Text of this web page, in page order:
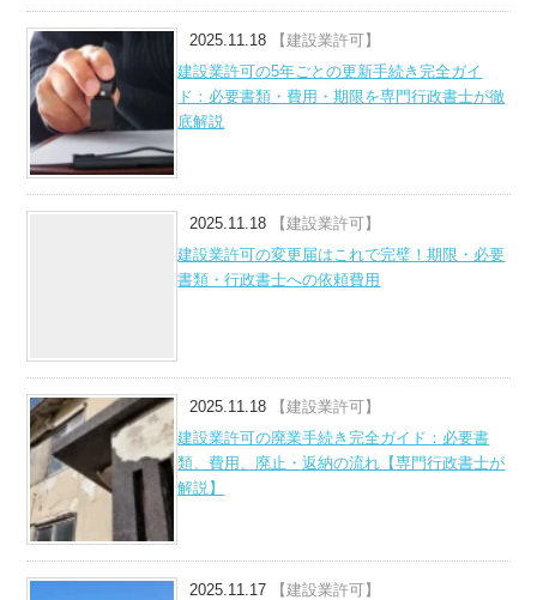
2025.11.18
【建設業許可】
建設業許可の5年ごとの更新手続き完全ガイ
ド：必要書類・費用・期限を専門行政書士が徹
底解説
2025.11.18
【建設業許可】
建設業許可の変更届はこれで完璧！期限・必要
書類・行政書士への依頼費用
2025.11.18
【建設業許可】
建設業許可の廃業手続き完全ガイド：必要書
類、費用、廃止・返納の流れ【専門行政書士が
解説】
2025.11.17
【建設業許可】